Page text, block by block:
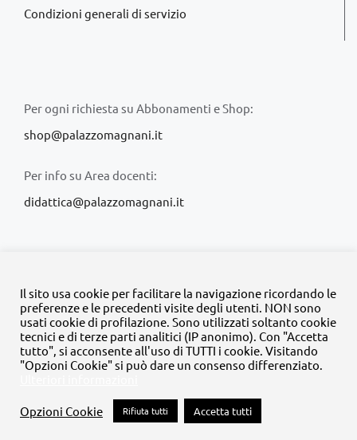
Condizioni generali di servizio
Per ogni richiesta su Abbonamenti e Shop:
shop@palazzomagnani.it
Per info su Area docenti:
didattica@palazzomagnani.it
© Copyright 2020 -2026 | Tutti i diritti riservati | MyFpm è un
progetto dellaFondazione Palazzo Magnani
FacebookInstagram
TwitterLinkedInYouTube
Il sito usa cookie per facilitare la navigazione ricordando le
preferenze e le precedenti visite degli utenti. NON sono
usati cookie di profilazione. Sono utilizzati soltanto cookie
tecnici e di terze parti analitici (IP anonimo). Con "Accetta
tutto", si acconsente all'uso di TUTTI i cookie. Visitando
"Opzioni Cookie" si può dare un consenso differenziato.
Opzioni Cookie Rifiuta tutti Accetta tutti